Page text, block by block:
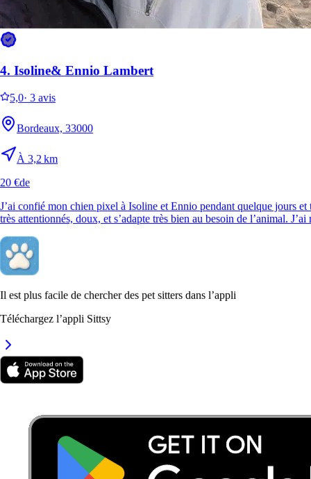
4. Isoline& Ennio Lambert
5,0· 3 avis
Bordeaux, 33000
À 3,2 km
20 €de
J’ai confié mon chien pixel à Isoline et Ennio pendant quelque jours et
très attentionnés, doux, et s’adapte très bien au besoin de l’animal.
Il est plus facile de chercher des pet sitters dans l’appli
Téléchargez l’appli Sittsy